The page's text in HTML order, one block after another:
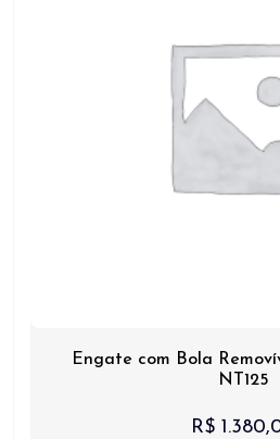
Engate com Bola
NT125
R$